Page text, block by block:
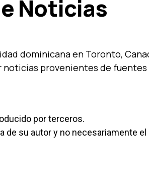
Noticias
dominicana en Toronto,
noticias provenientes de fuentes
por terceros.
de su autor y no necesariamente el